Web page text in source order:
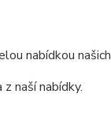
nabídkou
naší nabídky.